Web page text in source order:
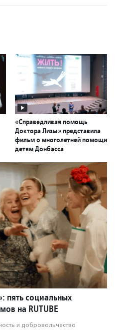
«Справедливая помощь
Доктора Лизы» представила
фильм о многолетней помощи
детям Донбасса
пять социальных
на RUTUBE
и доброволь­чест­во